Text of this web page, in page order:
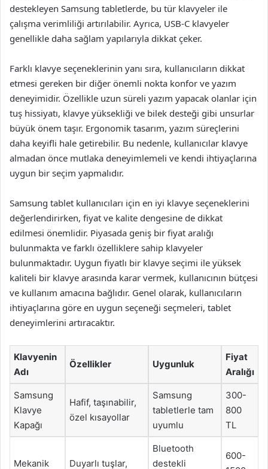
destekleyen Samsung tabletlerde, bu tür klavyeler ile
çalışma verimliliği artırılabilir. Ayrıca, USB-C klavyeler
genellikle daha sağlam yapılarıyla dikkat çeker.
Farklı klavye seçeneklerinin yanı sıra, kullanıcıların dikkat
etmesi gereken bir diğer önemli nokta konfor ve yazım
deneyimidir. Özellikle uzun süreli yazım yapacak olanlar için
tuş hissiyatı, klavye yüksekliği ve bilek desteği gibi unsurlar
büyük önem taşır. Ergonomik tasarım, yazım süreçlerini
daha keyifli hale getirebilir. Bu nedenle, kullanıcılar klavye
almadan önce mutlaka deneyimlemeli ve kendi ihtiyaçlarına
uygun bir seçim yapmalıdır.
Samsung tablet kullanıcıları için en iyi klavye seçeneklerini
değerlendirirken, fiyat ve kalite dengesine de dikkat
edilmesi önemlidir. Piyasada geniş bir fiyat aralığı
bulunmakta ve farklı özelliklere sahip klavyeler
bulunmaktadır. Uygun fiyatlı bir klavye seçimi ile yüksek
kaliteli bir klavye arasında karar vermek, kullanıcının bütçesi
ve kullanım amacına bağlıdır. Genel olarak, kullanıcıların
ihtiyaçlarına göre en uygun seçeneği seçmeleri, tablet
deneyimlerini artıracaktır.
Klavyenin
Adı
Özellikler Uygunluk
Fiyat
Aralığı
Samsung
Klavye
Kapağı
Hafif, taşınabilir,
özel kısayollar
Samsung
tabletlerle tam
uyumlu
300-
800
TL
Mekanik
Duyarlı tuşlar,
Bluetooth
destekli
600-